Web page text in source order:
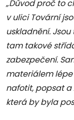
„Důvod proč to
v ulici Tovární
uskladnění.
tam takové
zabezpečení.
materiálem lépe
nafotit, popsat
která by byla